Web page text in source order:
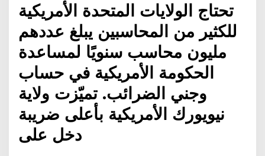
تحتاج الولايات المتحدة الأمريكية
للكثير من المحاسبين يبلغ عددهم
مليون محاسب سنويًا لمساعدة
الحكومة الأمريكية في حساب
وجني الضرائب. تميّزت ولاية
نيويورك الأمريكية بأعلى ضريبة
دخل على